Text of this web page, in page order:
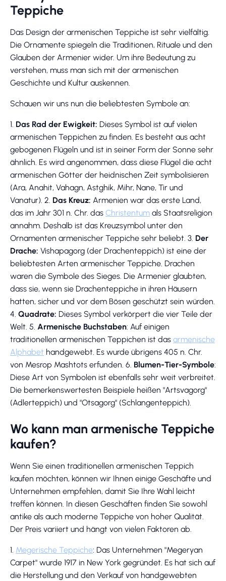
Teppiche
Das Design der armenischen Teppiche ist sehr vielfältig.
Die Ornamente spiegeln die Traditionen, Rituale und den
Glauben der Armenier wider. Um ihre Bedeutung zu
verstehen, muss man sich mit der armenischen
Geschichte und Kultur auskennen.
Schauen wir uns nun die beliebtesten Symbole an:
1. Das Rad der Ewigkeit: Dieses Symbol ist auf vielen
armenischen Teppichen zu finden. Es besteht aus acht
gebogenen Flügeln und ist in seiner Form der Sonne sehr
ähnlich. Es wird angenommen, dass diese Flügel die acht
armenischen Götter der heidnischen Zeit symbolisieren
(Ara, Anahit, Vahagn, Astghik, Mihr, Nane, Tir und
Vanatur). 2. Das Kreuz: Armenien war das erste Land,
das im Jahr 301 n. Chr. das Christentum als Staatsreligion
annahm. Deshalb ist das Kreuzsymbol unter den
Ornamenten armenischer Teppiche sehr beliebt. 3. Der
Drache: Vishapagorg (der Drachenteppich) ist eine der
beliebtesten Arten armenischer Teppiche. Drachen
waren die Symbole des Sieges. Die Armenier glaubten,
dass sie, wenn sie Drachenteppiche in ihren Häusern
hatten, sicher und vor dem Bösen geschützt sein würden.
4. Quadrate: Dieses Symbol verkörpert die vier Teile der
Welt. 5. Armenische Buchstaben: Auf einigen
traditionellen armenischen Teppichen ist das armenische
Alphabet handgewebt. Es wurde übrigens 405 n. Chr.
von Mesrop Mashtots erfunden. 6. Blumen-Tier-Symbole:
Diese Art von Symbolen ist ebenfalls sehr weit verbreitet.
Die bemerkenswertesten Beispiele heißen "Artsvagorg"
(Adlerteppich) und "Otsagorg" (Schlangenteppich).
Wo kann man armenische Teppiche
kaufen?
Wenn Sie einen traditionellen armenischen Teppich
kaufen möchten, können wir Ihnen einige Geschäfte und
Unternehmen empfehlen, damit Sie Ihre Wahl leicht
treffen können. In diesen Geschäften finden Sie sowohl
antike als auch moderne Teppiche von hoher Qualität.
Der Preis variiert und hängt von vielen Faktoren ab.
1. Megerische Teppiche: Das Unternehmen "Megeryan
Carpet" wurde 1917 in New York gegründet. Es hat sich auf
die Herstellung und den Verkauf von handgewebten